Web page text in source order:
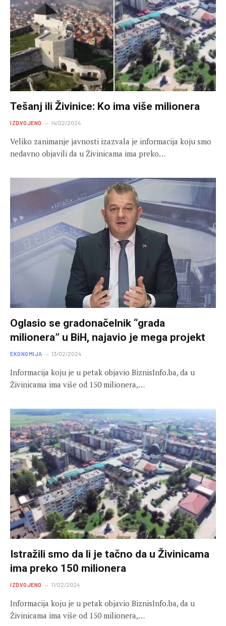
Tešanj ili Živinice: Ko ima više milionera
IZDVOJENO 14/02/2024
Veliko zanimanje javnosti izazvala je informacija koju smo
nedavno objavili da u Živinicama ima preko…
Oglasio se gradonačelnik “grada
milionera” u BiH, najavio je mega projekt
EKONOMIJA 13/02/2024
Informacija koju je u petak objavio BiznisInfo.ba, da u
Živinicama ima više od 150 milionera,…
Istražili smo da li je tačno da u Živinicama
ima preko 150 milionera
IZDVOJENO 11/02/2024
Informacija koju je u petak objavio BiznisInfo.ba, da u
Živinicama ima više od 150 milionera,…